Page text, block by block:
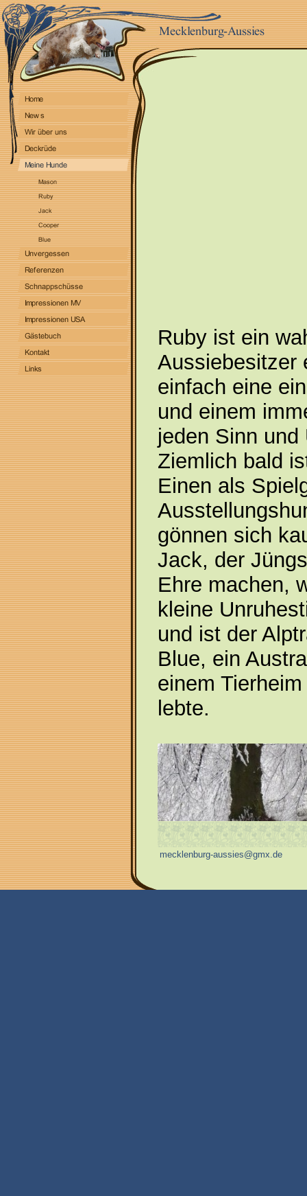
Ruby ist ein
Aussiebesitzer
einfach eine
und einem
jeden Sinn
Ziemlich bald
Einen als
gönnen sich
Jack, der
Ehre machen,
kleine
und ist der
Blue, ein
einem
lebte.
mecklenburg-aussies@gmx.de